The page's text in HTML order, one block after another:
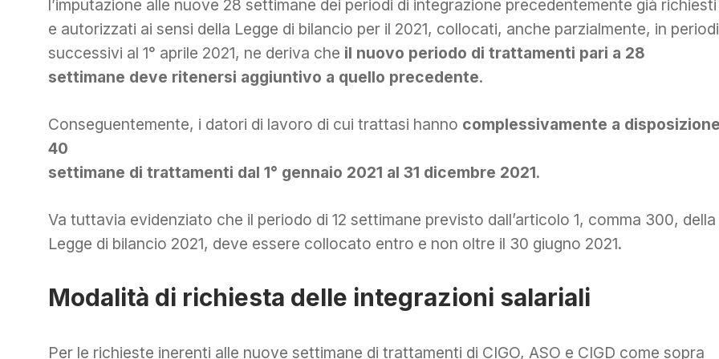
l’imputazione alle nuove 28 settimane dei periodi di integrazione precedentemente già richiesti
e autorizzati ai sensi della Legge di bilancio per il 2021, collocati, anche parzialmente, in periodi
successivi al 1° aprile 2021, ne deriva che il nuovo periodo di trattamenti pari a 28
settimane deve ritenersi aggiuntivo a quello precedente.
Conseguentemente, i datori di lavoro di cui trattasi hanno complessivamente a
40
settimane di trattamenti dal 1° gennaio 2021 al 31 dicembre 2021.
Va tuttavia evidenziato che il periodo di 12 settimane previsto dall’articolo 1, comma 300, della
Legge di bilancio 2021, deve essere collocato entro e non oltre il 30 giugno 2021.
Modalità di richiesta delle integrazioni salariali
Per le richieste inerenti alle nuove settimane di trattamenti di CIGO, ASO e CIGD come sopra